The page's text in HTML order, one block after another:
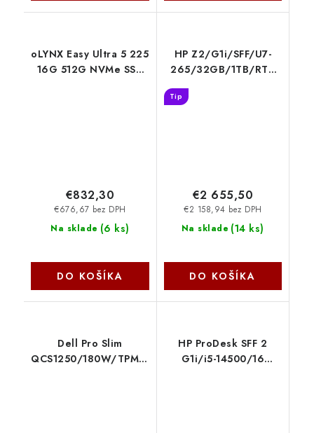
oLYNX Easy Ultra 5 225
16G 512G NVMe SSD
Na sklade (6 ks)
€676,67 bez DPH
€832,30
DO KOŠÍKA
HP Z2/G1i/SFF/U7-
265/32GB/1TB/RTX
B76SCET-BCM
Tip
Na sklade (14 ks)
€2 158,94 bez DPH
€2 655,50
DO KOŠÍKA
Dell Pro Slim
QCS1250/180W/TPM/i3-
HP ProDesk SFF 2
G1i/i5-14500/16